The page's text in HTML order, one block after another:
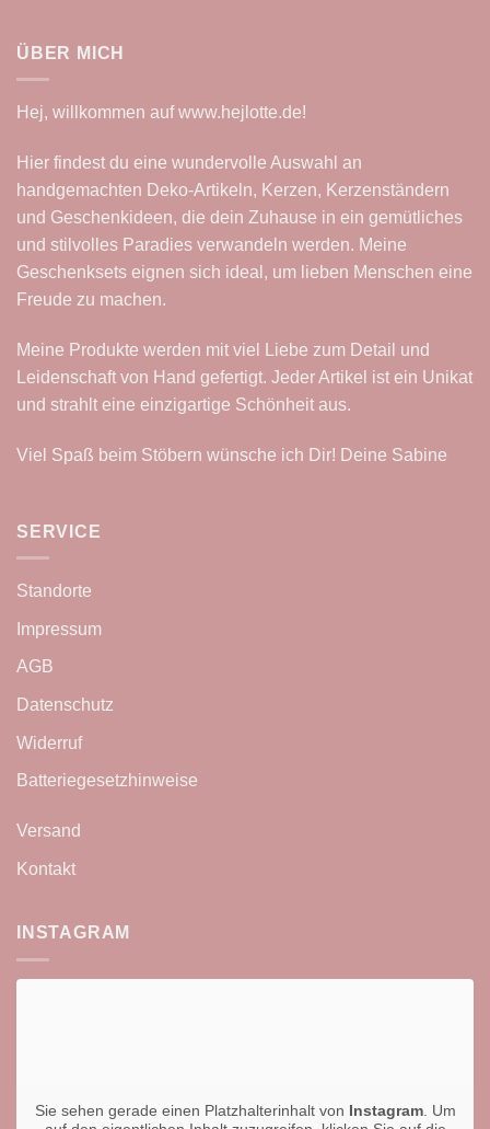
ÜBER MICH
Hej, willkommen aufwww.hejlotte.de!
Hier findest du eine wundervolle Auswahl an
handgemachten Deko-Artikeln, Kerzen, Kerzenständern
und Geschenkideen, die dein Zuhause in ein gemütliches
und stilvolles Paradies verwandeln werden. Meine
Geschenksets eignen sich ideal, um lieben Menschen eine
Freude zu machen.
Meine Produkte werden mit viel Liebe zum Detail und
Leidenschaft von Hand gefertigt. Jeder Artikel ist ein Unikat
und strahlt eine einzigartige Schönheit aus.
Viel Spaß beim Stöbern wünsche ich Dir! Deine Sabine
SERVICE
Standorte
Impressum
AGB
Datenschutz
Widerruf
Batteriegesetzhinweise
Versand
Kontakt
INSTAGRAM
Sie sehen gerade einen Platzhalterinhalt von Instagram. Um